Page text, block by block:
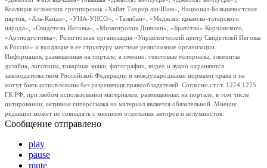
Коалиция исламских группировок «Хайят Тахрир аш-Шам», Национал-Большевистская
партия, «Аль-Каида», «УНА-УНСО», «Талибан», «Меджлис крымско-татарского
народа», «Свидетели Иеговы», «Мизантропик Дивижн», «Братство» Корчинского,
«Артподготовка», Религиозная организация «Управленческий центр Свидетелей Иеговы
в России» и входящие в ее структуру местные религиозные организации.
Информация, размещенная на портале, а именно: текстовые материалы, элементы
дизайна, логотипы, товарные знаки, фотографии, видео и аудио охраняются
законодательством Российской Федерации и международными нормами права и не
могут быть использованы без разрешения правообладателей. Согласно ст.ст. 1274,1275
ГК РФ, при любом использовании материалов, размещенных на портале, в том числе
цитировании, активная гиперссылка на материал является обязательной. Мнение
редакции может не совпадать с мнением отдельных авторов и колумнистов.
Сообщение отправлено
play
pause
mute